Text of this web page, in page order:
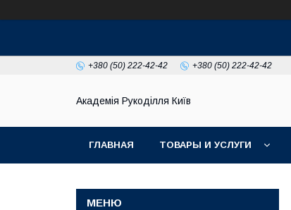
+380 (50) 222-42-42 +380 (50) 222-42-42
Академія Рукоділля Київ
ГЛАВНАЯ ТОВАРЫ И УСЛУГИ